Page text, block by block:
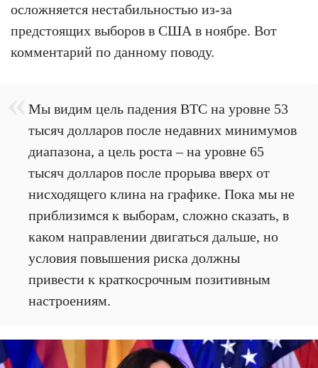
осложняется нестабильностью из-за
предстоящих выборов в США в ноябре. Вот
комментарий по данному поводу.
Мы видим цель падения BTC на уровне 53
тысяч долларов после недавних минимумов
диапазона, а цель роста – на уровне 65
тысяч долларов после прорыва вверх от
нисходящего клина на графике. Пока мы не
приблизимся к выборам, сложно сказать, в
каком направлении двигаться дальше, но
условия повышения риска должны
привести к краткосрочным позитивным
настроениям.